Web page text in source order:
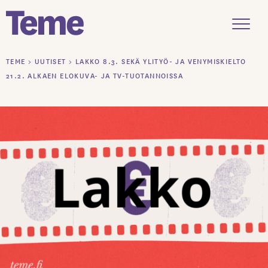
Siirry
sisältöön
TEME > UUTISET > LAKKO 8.3. SEKÄ YLITYÖ- JA VENYMISKIELTO
21.2. ALKAEN ELOKUVA- JA TV-TUOTANNOISSA